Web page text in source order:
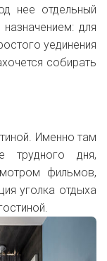
нее отдельный
для
уединения
собирать
Именно там
трудного дня,
фильмов,
уголка отдыха